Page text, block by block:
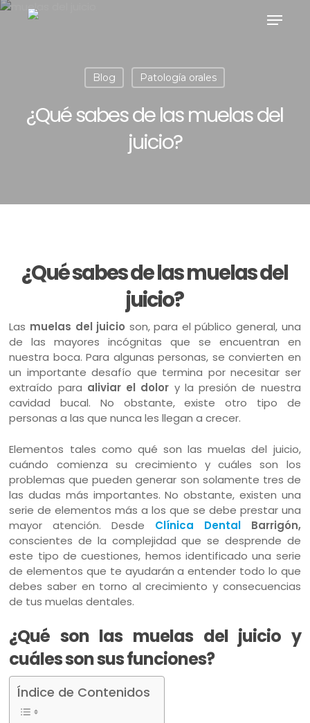
Skip
Menu
Blog Patología orales
¿Qué sabes de las muelas del
juicio?
¿Qué sabes de las muelas del
juicio?
Las muelas del juicio son, para el público general, una
de las mayores incógnitas que se encuentran en
nuestra boca. Para algunas personas, se convierten en
un importante desafío que termina por necesitar ser
extraído para aliviar el dolor y la presión de nuestra
cavidad bucal. No obstante, existe otro tipo de
personas a las que nunca les llegan a crecer.
Elementos tales como qué son las muelas del juicio,
cuándo comienza su crecimiento y cuáles son los
problemas que pueden generar son solamente tres de
las dudas más importantes. No obstante, existen una
serie de elementos más a los que se debe prestar una
mayor atención. Desde Clínica DentalBarrigón,
conscientes de la complejidad que se desprende de
este tipo de cuestiones, hemos identificado una serie
de elementos que te ayudarán a entender todo lo que
debes saber en torno al crecimiento y consecuencias
de tus muelas dentales.
¿Qué son las muelas del juicio y
cuáles son sus funciones?
Índice de Contenidos